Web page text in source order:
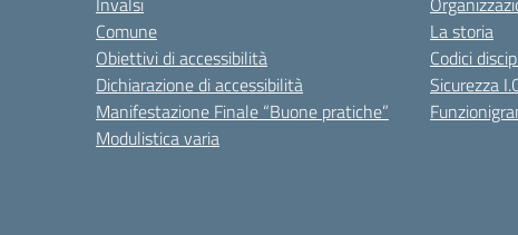
Comune
Obiettivi di accessibilità
Dichiarazione di accessibilità
Manifestazione Finale “Buone pratiche”
Modulistica varia
La storia
Codici
Sicurezza